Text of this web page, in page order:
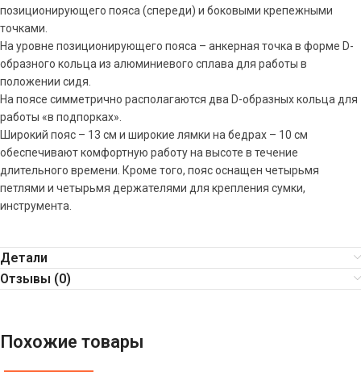
позиционирующего пояса (спереди) и боковыми крепежными
точками.
На уровне позиционирующего пояса – анкерная точка в форме D-
образного кольца из алюминиевого сплава для работы в
положении сидя.
На поясе симметрично располагаются два D-образных кольца для
работы «в подпорках».
Широкий пояс – 13 см и широкие лямки на бедрах – 10 см
обеспечивают комфортную работу на высоте в течение
длительного времени. Кроме того, пояс оснащен четырьмя
петлями и четырьмя держателями для крепления сумки,
инструмента.
Детали
Отзывы (0)
Похожие товары